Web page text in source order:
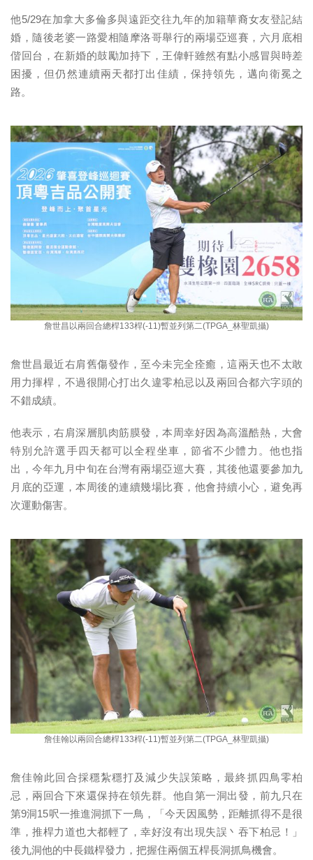
他5/29在加拿大多倫多與遠距交往九年的加籍華裔女友登記結
婚，隨後老婆一路愛相隨摩洛哥舉行的兩場亞巡賽，六月底相
偕回台，在新婚的鼓勵加持下，王偉軒雖然有點小感冒與時差
困擾，但仍然連續兩天都打出佳績，保持領先，邁向衛冕之
路。
詹世昌以兩回合總桿133桿(-11)暫並列第二(TPGA_林聖凱攝)
詹世昌最近右肩舊傷發作，至今未完全痊癒，這兩天也不太敢
用力揮桿，不過很開心打出久違零柏忌以及兩回合都六字頭的
不錯成績。
他表示，右肩深層肌肉筋膜發，本周幸好因為高溫酷熱，大會
特別允許選手四天都可以全程坐車，節省不少體力。他也指
出，今年九月中旬在台灣有兩場亞巡大賽，其後他還要參加九
月底的亞運，本周後的連續幾場比賽，他會持續小心，避免再
次運動傷害。
詹佳翰以兩回合總桿133桿(-11)暫並列第二(TPGA_林聖凱攝)
詹佳翰此回合採穩紮穩打及減少失誤策略，最終抓四鳥零柏
忌，兩回合下來還保持在領先群。他自第一洞出發，前九只在
第9洞15呎一推進洞抓下一鳥，「今天因風勢，距離抓得不是很
準，推桿力道也大都輕了，幸好沒有出現失誤丶吞下柏忌！」
後九洞他的中長鐵桿發力，把握住兩個五桿長洞抓鳥機會。